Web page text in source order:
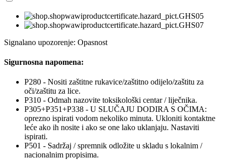
Signalano upozorenje: Opasnost
Sigurnosna napomena:
P280 - Nositi zaštitne rukavice/zaštitno odijelo/zaštitu za
oči/zaštitu za lice.
P310 - Odmah nazovite toksikološki centar / liječnika.
P305+P351+P338 - U SLUČAJU DODIRA S OČIMA:
oprezno ispirati vodom nekoliko minuta. Ukloniti kontaktne
leće ako ih nosite i ako se one lako uklanjaju. Nastaviti
ispirati.
P501 - Sadržaj / spremnik odložite u skladu s lokalnim /
nacionalnim propisima.